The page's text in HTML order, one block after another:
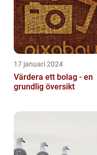
17 januari 2024
Värdera ett bolag - en
grundlig översikt